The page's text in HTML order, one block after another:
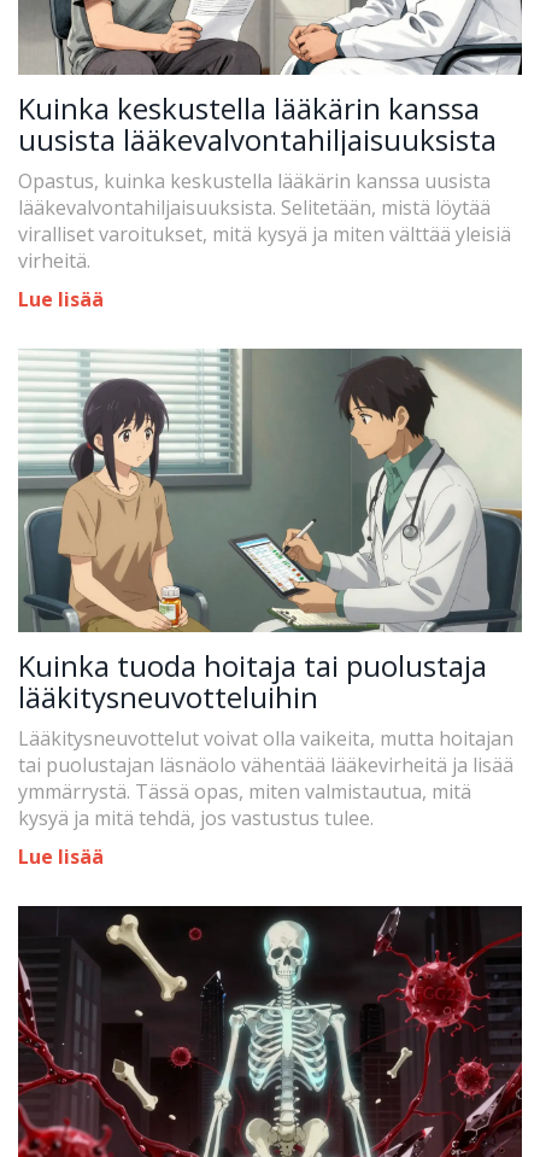
Kuinka keskustella lääkärin kanssa
uusista lääkevalvontahiljaisuuksista
Opastus, kuinka keskustella lääkärin kanssa uusista
lääkevalvontahiljaisuuksista. Selitetään, mistä löytää
viralliset varoitukset, mitä kysyä ja miten välttää yleisiä
virheitä.
Lue lisää
Kuinka tuoda hoitaja tai puolustaja
lääkitysneuvotteluihin
Lääkitysneuvottelut voivat olla vaikeita, mutta hoitajan
tai puolustajan läsnäolo vähentää lääkevirheitä ja lisää
ymmärrystä. Tässä opas, miten valmistautua, mitä
kysyä ja mitä tehdä, jos vastustus tulee.
Lue lisää